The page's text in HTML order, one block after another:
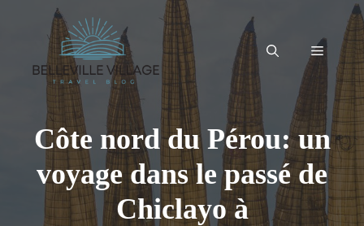
contenu
Menu
Côte nord du Pérou: un
voyage dans le passé de
Chiclayo à